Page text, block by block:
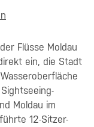
Flüsse Moldau
ein, die Stadt
Moldau im
12-Sitzer-